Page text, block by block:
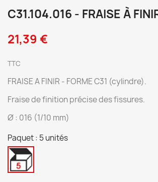
C31.104.016 - FRAISE À
21,39 €
TTC
FRAISE A FINIR - FORME C31 (cylindre).
Fraise de finition précise des fissures.
Ø : 016 (1/10 mm)
Paquet : 5 unités
5